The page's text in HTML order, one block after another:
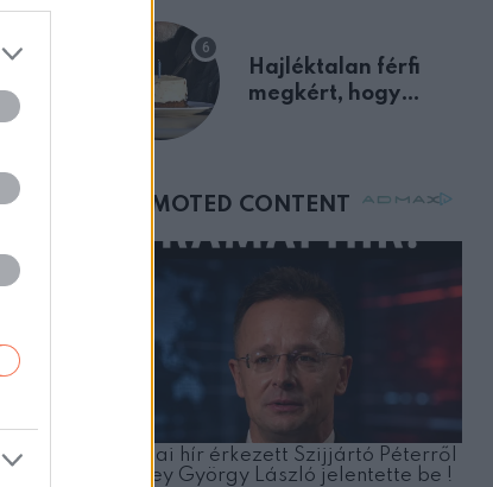
Hajléktalan férfi
megkért, hogy
mellettem ült az első